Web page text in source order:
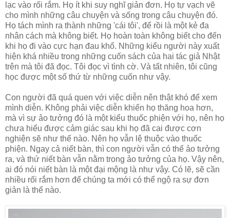
lạc vào rối rắm. Họ ít khi suy nghĩ giản đơn. Họ tự vạch vẽ
cho mình những câu chuyện và sống trong câu chuyện đó.
Họ tách mình ra thành những 'cái tôi', để rồi là một kẻ đa
nhân cách mà không biết. Họ hoàn toàn không biết cho đến
khi họ đi vào cực hạn đau khổ. Những kiểu người này xuất
hiện khá nhiều trong những cuốn sách của hai tác giả Nhật
trên mà tôi đã đọc. Tôi đọc vì tình cờ. Và tất nhiên, tôi cũng
học được một số thứ từ những cuốn như vậy.
Con người đã quá quen với việc diễn nên thật khó để xem
mình diễn. Không phải việc diễn khiến họ thăng hoa hơn,
mà vì sự ảo tưởng đó là một kiểu thuốc phiện với họ, nên họ
chưa hiểu được cảm giác sau khi họ đã cai được cơn
nghiện sẽ như thế nào. Nên họ vẫn lệ thuộc vào thuốc
phiện. Ngay cả niết bàn, thì con người vẫn có thể ảo tưởng
ra, và thứ niết bàn vẫn nằm trong ảo tưởng của họ. Vậy nên,
ai đó nói niết bàn là một đại mộng là như vậy. Có lẽ, sẽ cần
nhiều rối rắm hơn để chúng ta mới có thể ngộ ra sự đơn
giản là thế nào.